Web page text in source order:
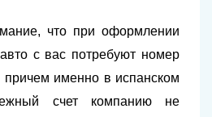
что при оформлении
с вас потребуют номер
причем именно в испанском
счет компанию не